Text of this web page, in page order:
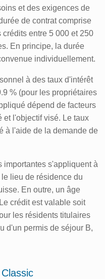
et des exigences de
de contrat comprise
entre 5 000 et 250
En principe, la durée
individuellement.
à des taux d'intérêt
% (pour les propriétaires
dépend de facteurs
l'objectif visé. Le taux
à l'aide de la demande de
importantes s'appliquent à
lieu de résidence du
En outre, un âge
crédit est valable soit
les résidents titulaires
d'un permis de séjour B,